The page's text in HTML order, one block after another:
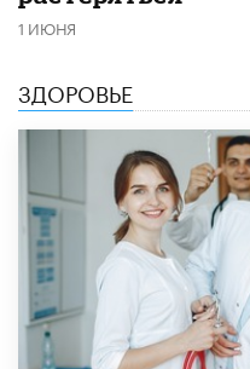
1 ИЮНЯ
ЗДОРОВЬЕ